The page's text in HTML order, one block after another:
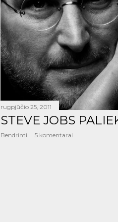
š
i
m
a
rugpjūčio 25, 2011
STEVE JOBS
Bendrinti 5 komentarai